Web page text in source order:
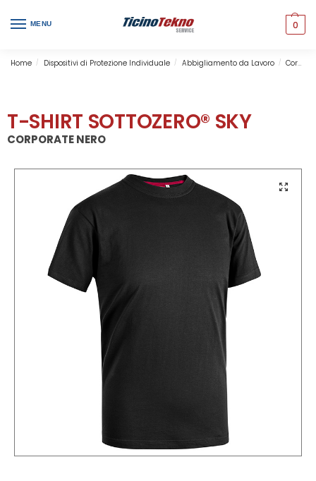
MENU 0
Home / Dispositivi di Protezione Individuale / Abbigliamento da Lavoro / Corporate & Professional
T-SHIRT SOTTOZERO® SKY
CORPORATE NERO